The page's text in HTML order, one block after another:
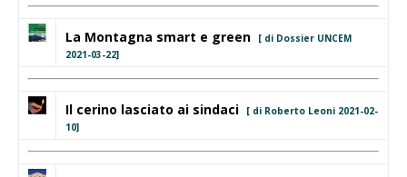
La Montagna smart e green
[ di Dossier UNCEM
2021-03-22]
Il cerino lasciato ai sindaci
[ di Roberto Leoni 2021-02-
10]